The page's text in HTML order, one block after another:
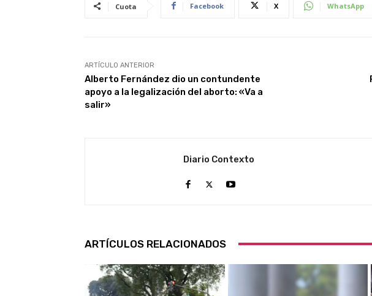
Cuota Facebook X WhatsApp
ARTÍCULO ANTERIOR
Alberto Fernández dio un contundente
apoyo a la legalización del aborto: «Va a
salir»
Diario Contexto
ARTÍCULOS RELACIONADOS